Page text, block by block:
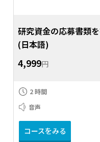
研究資金の応募書類
(日本語)
4,999円
2 時間
音声
コースをみる